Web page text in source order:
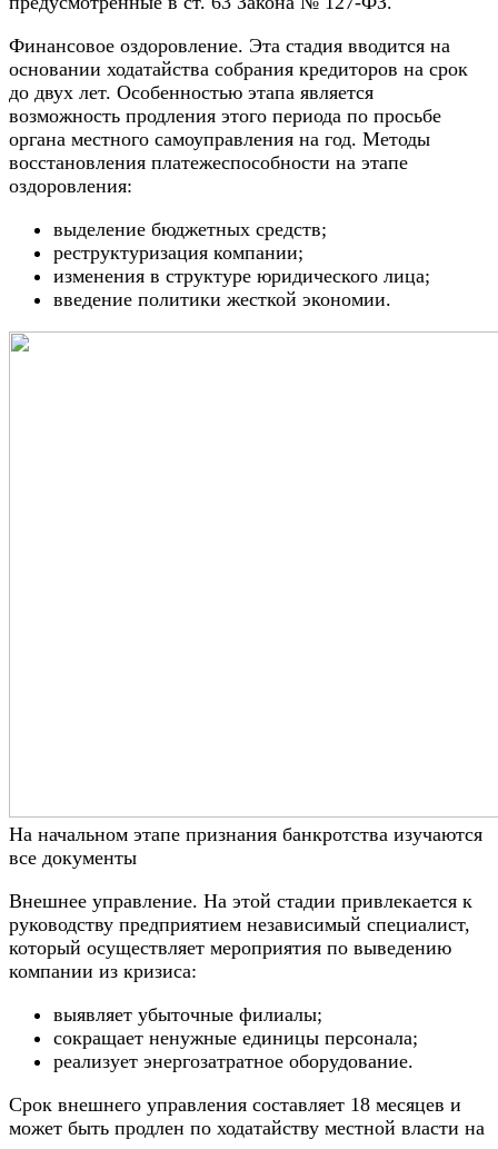
Финансовое оздоровление. Эта стадия вводится на
основании ходатайства собрания кредиторов на срок
до двух лет. Особенностью этапа является
возможность продления этого периода по просьбе
органа местного самоуправления на год. Методы
восстановления платежеспособности на этапе
оздоровления:
выделение бюджетных средств;
реструктуризация компании;
изменения в структуре юридического лица;
введение политики жесткой экономии.
На начальном этапе признания банкротства изучаются
все документы
Внешнее управление. На этой стадии привлекается к
руководству предприятием независимый специалист,
который осуществляет мероприятия по выведению
компании из кризиса:
выявляет убыточные филиалы;
сокращает ненужные единицы персонала;
реализует энергозатратное оборудование.
Срок внешнего управления составляет 18 месяцев и
может быть продлен по ходатайству местной власти на